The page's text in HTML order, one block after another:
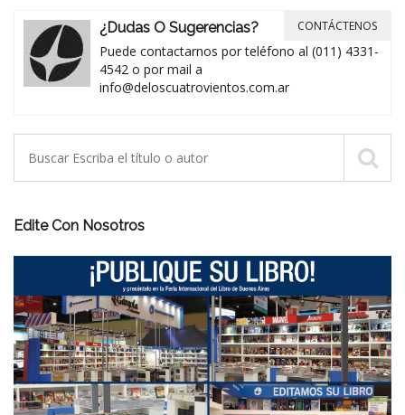
¿Dudas O Sugerencias?
Puede contactarnos por teléfono al (011) 4331-
4542 o por mail a
info@deloscuatrovientos.com.ar
CONTÁCTENOS
Edite Con Nosotros